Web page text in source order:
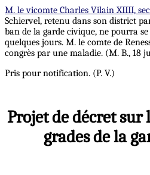
M. le vicomte Charles Vilain XIIII,
Schiervel, retenu dans son district
ban de la garde civique, ne pourra
quelques jours. M. le comte de
congrès par une maladie. (M. B., 18
Pris pour notification. (P. V.)
Projet de décret sur
grades de la